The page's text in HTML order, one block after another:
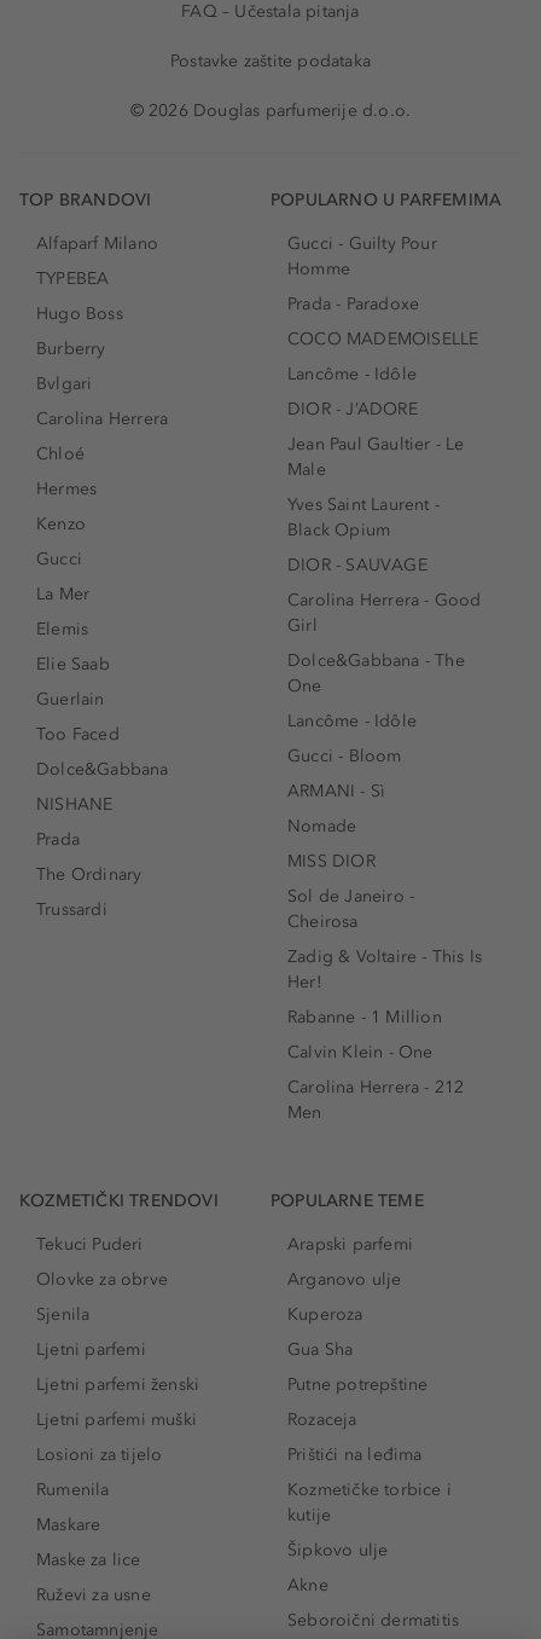
FAQ – Učestala pitanja
Postavke zaštite podataka
© 2026 Douglas parfumerije d.o.o.
TOP BRANDOVI
Alfaparf Milano
TYPEBEA
Hugo Boss
Burberry
Bvlgari
Carolina Herrera
Chloé
Hermes
Kenzo
Gucci
La Mer
Elemis
Elie Saab
Guerlain
Too Faced
Dolce&Gabbana
NISHANE
Prada
The Ordinary
Trussardi
POPULARNO U PARFEMIMA
Gucci - Guilty Pour
Homme
Prada - Paradoxe
COCO MADEMOISELLE
Lancôme - Idôle
DIOR - J’ADORE
Jean Paul Gaultier - Le
Male
Yves Saint Laurent -
Black Opium
DIOR - SAUVAGE
Carolina Herrera - Good
Girl
Dolce&Gabbana - The
One
Lancôme - Idôle
Gucci - Bloom
ARMANI - Sì
Nomade
MISS DIOR
Sol de Janeiro -
Cheirosa
Zadig & Voltaire - This Is
Her!
Rabanne - 1 Million
Calvin Klein - One
Carolina Herrera - 212
Men
KOZMETIČKI TRENDOVI
Tekuci Puderi
Olovke za obrve
Sjenila
Ljetni parfemi
Ljetni parfemi ženski
Ljetni parfemi muški
Losioni za tijelo
Rumenila
Maskare
Maske za lice
Ruževi za usne
Samotamnjenje
POPULARNE TEME
Arapski parfemi
Arganovo ulje
Kuperoza
Gua Sha
Putne potrepštine
Rozaceja
Prištići na leđima
Kozmetičke torbice i
kutije
Šipkovo ulje
Akne
Seboroični dermatitis